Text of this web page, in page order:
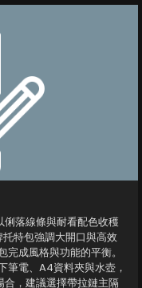
更具未來感，無論搭配街
這款【專櫃同款】
舒適鞋底與穩定支撐性
亮點。 二、巴黎世家襪子
落線條與耐看配色收穫
特包強調大開口與高效
成風格與功能的平衡。
筆電、A4資料夾與水壺，
，建議選擇帶拉鏈主隔